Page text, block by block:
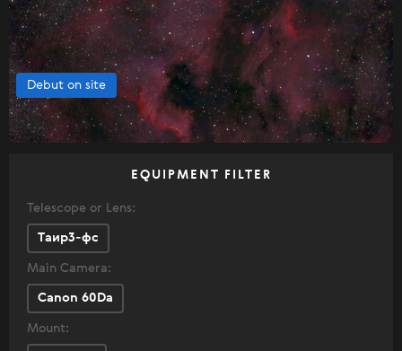
Debut on site
EQUIPMENT FILTER
Telescope or Lens:
Таир3-фс
Main Camera:
Canon 60Da
Mount: